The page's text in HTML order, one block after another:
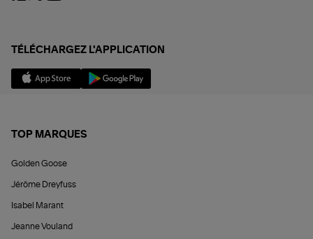
TÉLÉCHARGEZ L'APPLICATION
TOP MARQUES
Golden Goose
Jérôme Dreyfuss
Isabel Marant
Jeanne Vouland